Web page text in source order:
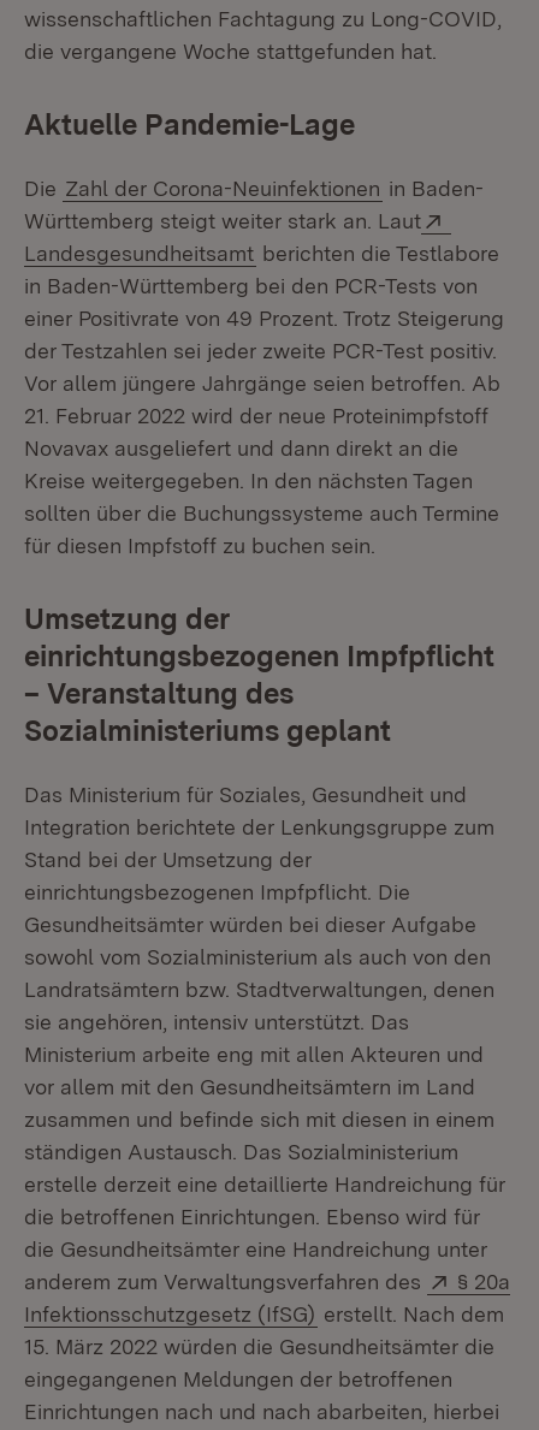
wissenschaftlichen Fachtagung zu Long-COVID,
die vergangene Woche stattgefunden hat.
Aktuelle Pandemie-Lage
Die Zahl der Corona-Neuinfektionen in Baden-
Württemberg steigt weiter stark an. Laut
Landesgesundheitsamt (Öffnet in neuem Fenster)
berichten die Testlabore
in Baden-Württemberg bei den PCR-Tests von
einer Positivrate von 49 Prozent. Trotz Steigerung
der Testzahlen sei jeder zweite PCR-Test positiv.
Vor allem jüngere Jahrgänge seien betroffen. Ab
21. Februar 2022 wird der neue Proteinimpfstoff
Novavax ausgeliefert und dann direkt an die
Kreise weitergegeben. In den nächsten Tagen
sollten über die Buchungssysteme auch Termine
für diesen Impfstoff zu buchen sein.
Umsetzung der
einrichtungsbezogenen Impfpflicht
– Veranstaltung des
Sozialministeriums geplant
Das Ministerium für Soziales, Gesundheit und
Integration berichtete der Lenkungsgruppe zum
Stand bei der Umsetzung der
einrichtungsbezogenen Impfpflicht. Die
Gesundheitsämter würden bei dieser Aufgabe
sowohl vom Sozialministerium als auch von den
Landratsämtern bzw. Stadtverwaltungen, denen
sie angehören, intensiv unterstützt. Das
Ministerium arbeite eng mit allen Akteuren und
vor allem mit den Gesundheitsämtern im Land
zusammen und befinde sich mit diesen in einem
ständigen Austausch. Das Sozialministerium
erstelle derzeit eine detaillierte Handreichung für
die betroffenen Einrichtungen. Ebenso wird für
die Gesundheitsämter eine Handreichung unter
anderem zum Verwaltungsverfahren des
Extern:
§ 20a
Infektionsschutzgesetz (IfSG) (Öffnet in neuem
erstellt. Nach dem
15. März 2022 würden die Gesundheitsämter die
eingegangenen Meldungen der betroffenen
Einrichtungen nach und nach abarbeiten, hierbei